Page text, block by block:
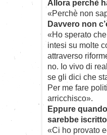
Allora perchè
«Perchè non
Davvero non
«Ho sperato
intesi su molte
attraverso
no. Io vivo di
se gli dici che
Per me fare
arricchisco».
Eppure
sarebbe
«Ci ho provato